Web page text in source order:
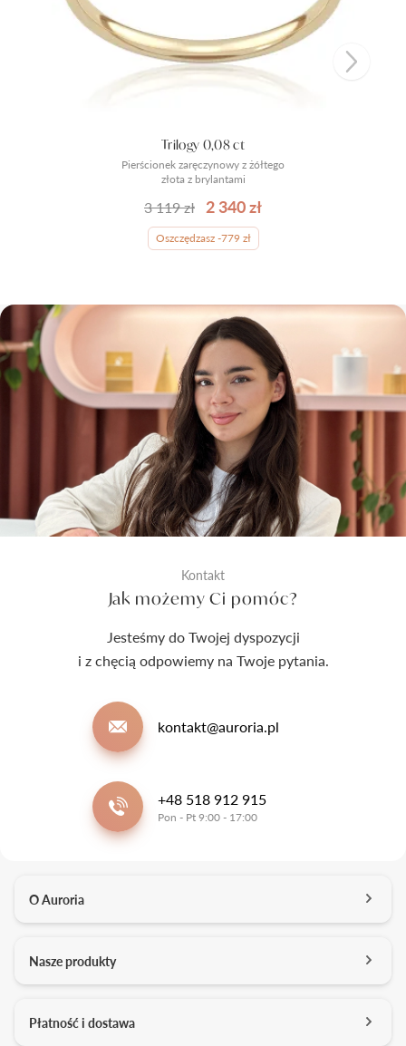
Pierścionek zaręczynowy z żółtego
złota z brylantami
Trilogy 0,08 ct
3 119 zł 2 340 zł
Oszczędzasz -779 zł
Kontakt
Jak możemy Ci pomóc?
Jesteśmy do Twojej dyspozycji
i z chęcią odpowiemy na Twoje pytania.
kontakt@auroria.pl
+48 518 912 915
Pon - Pt 9:00 - 17:00
O Auroria
Kontakt
Kariera
Nasze produkty
Obrączki ślubne
Płatność i dostawa